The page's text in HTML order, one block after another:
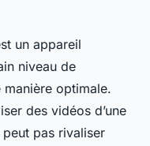
un appareil
niveau de
optimale.
des vidéos d’une
pas rivaliser